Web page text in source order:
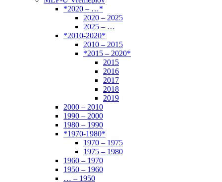
*2020 – …*
2020 – 2025
2025 – …
*2010-2020*
2010 – 2015
*2015 – 2020*
2015
2016
2017
2018
2019
2000 – 2010
1990 – 2000
1980 – 1990
*1970-1980*
1970 – 1975
1975 – 1980
1960 – 1970
1950 – 1960
… – 1950